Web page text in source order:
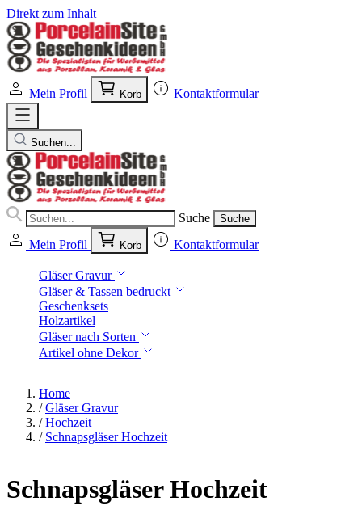
Direkt zum Inhalt
Mein Profil Korb Kontaktformular
Suchen...
Suche Suche
Mein Profil Korb Kontaktformular
Gläser Gravur
Gläser & Tassen bedruckt
Geschenksets
Holzartikel
Gläser nach Sorten
Artikel ohne Dekor
Home
/ Gläser Gravur
/ Hochzeit
/ Schnapsgläser Hochzeit
Schnapsgläser Hochzeit